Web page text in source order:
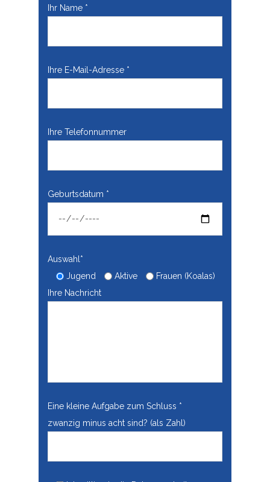
Ihr Name *
Ihre E-Mail-Adresse *
Ihre Telefonnummer
Geburtsdatum *
Auswahl*
Jugend
Aktive
Frauen (Koalas)
Ihre Nachricht
Eine kleine Aufgabe zum Schluss *
zwanzig minus acht sind? (als Zahl)